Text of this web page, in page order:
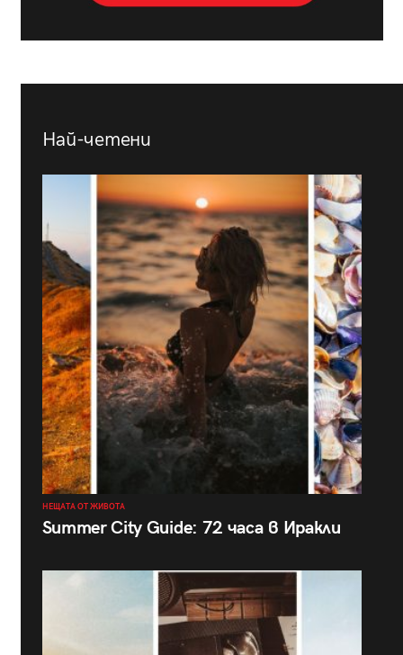
Най-четени
НЕЩАТА ОТ ЖИВОТА
Summer City Guide: 72 часа в Иракли